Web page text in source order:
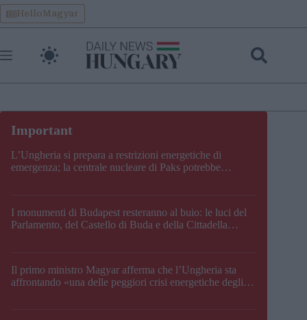
Skip
to
content
HelloMagyar
L’Ungheria si prepara a restrizioni energetiche di
emergenza; la centrale nucleare di Paks potrebbe
I monumenti di Budapest resteranno al buio: le luci del
Parlamento, del Castello di Buda e della Cittadella
Il primo ministro Magyar afferma che l’Ungheria sta
affrontando «una delle peggiori crisi energetiche degli